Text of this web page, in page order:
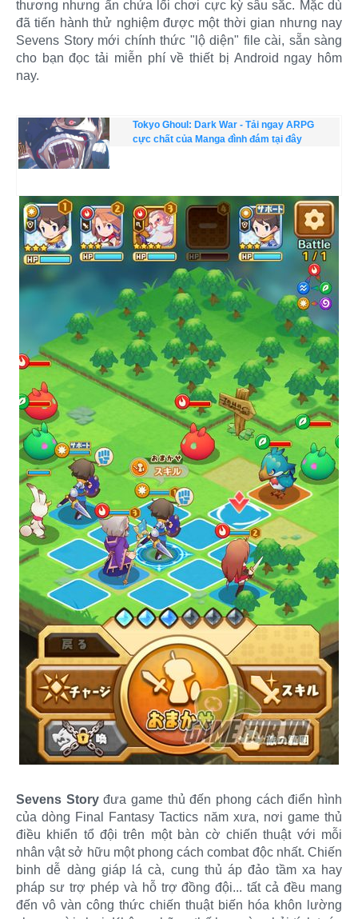
thương nhưng ẩn chứa lối chơi cực kỳ sâu sắc. Mặc dù
đã tiến hành thử nghiệm được một thời gian nhưng nay
Sevens Story mới chính thức "lộ diện" file cài, sẵn sàng
cho bạn đọc tải miễn phí về thiết bị Android ngay hôm
nay.
Tokyo Ghoul: Dark War - Tải ngay ARPG
cực chất của Manga đình đám tại đây
Sevens Storyđưa game thủ đến phong cách điển hình
của dòng Final Fantasy Tactics năm xưa, nơi game thủ
điều khiển tổ đội trên một bàn cờ chiến thuật với mỗi
nhân vật sở hữu một phong cách combat độc nhất. Chiến
binh dễ dàng giáp lá cà, cung thủ áp đảo tầm xa hay
pháp sư trợ phép và hỗ trợ đồng đội... tất cả đều mang
đến vô vàn công thức chiến thuật biến hóa khôn lường